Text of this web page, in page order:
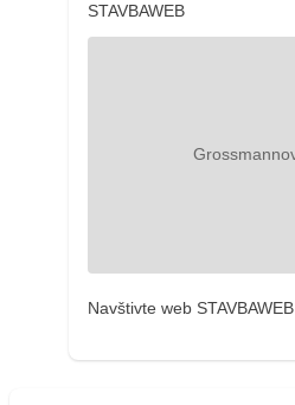
STAVBAWEB
Navštivte web STAVBAWEB